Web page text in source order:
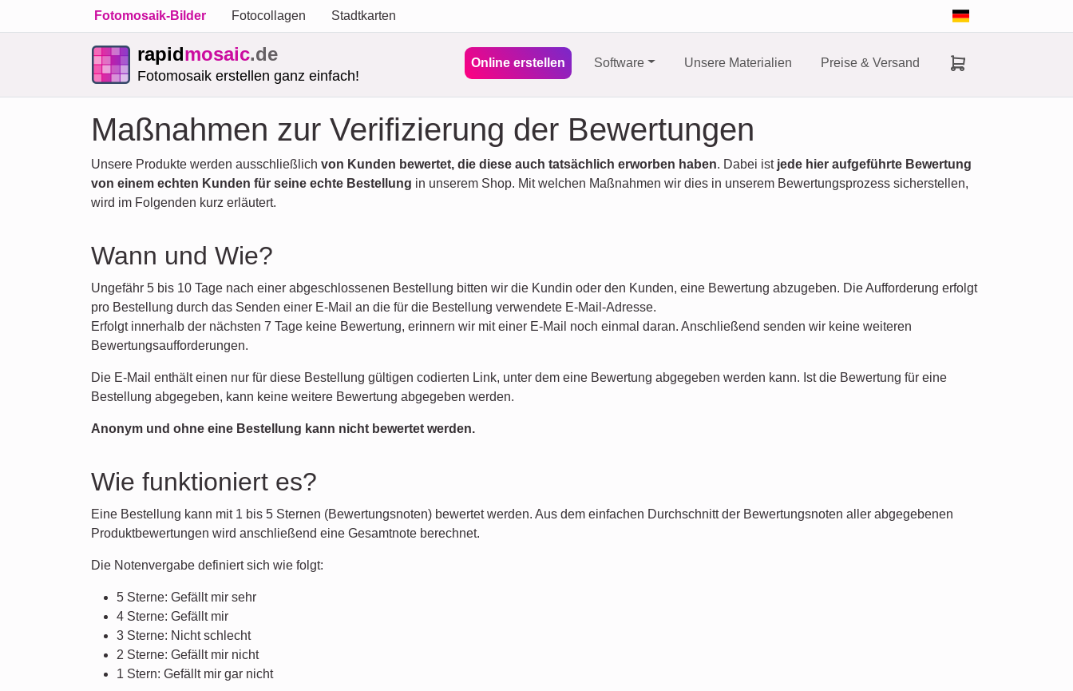
Fotomosaik-Bilder Fotocollagen Stadtkarten
rapidmosaic.de
Fotomosaik erstellen ganz einfach!
Online erstellen Software Unsere Materialien Preise & Versand
Maßnahmen zur Verifizierung der Bewertungen
Unsere Produkte werden ausschließlich von Kunden bewertet, die diese auch tatsächlich erworben haben. Dabei ist jede hier aufgeführte Bewertung
von einem echten Kunden für seine echte Bestellung in unserem Shop. Mit welchen Maßnahmen wir dies in unserem Bewertungsprozess sicherstellen,
wird im Folgenden kurz erläutert.
Wann und Wie?
Ungefähr 5 bis 10 Tage nach einer abgeschlossenen Bestellung bitten wir die Kundin oder den Kunden, eine Bewertung abzugeben. Die Aufforderung erfolgt
pro Bestellung durch das Senden einer E-Mail an die für die Bestellung verwendete E-Mail-Adresse.
Erfolgt innerhalb der nächsten 7 Tage keine Bewertung, erinnern wir mit einer E-Mail noch einmal daran. Anschließend senden wir keine weiteren
Bewertungsaufforderungen.
Die E-Mail enthält einen nur für diese Bestellung gültigen codierten Link, unter dem eine Bewertung abgegeben werden kann. Ist die Bewertung für eine
Bestellung abgegeben, kann keine weitere Bewertung abgegeben werden.
Anonym und ohne eine Bestellung kann nicht bewertet werden.
Wie funktioniert es?
Eine Bestellung kann mit 1 bis 5 Sternen (Bewertungsnoten) bewertet werden. Aus dem einfachen Durchschnitt der Bewertungsnoten aller abgegebenen
Produktbewertungen wird anschließend eine Gesamtnote berechnet.
Die Notenvergabe definiert sich wie folgt:
5 Sterne: Gefällt mir sehr
4 Sterne: Gefällt mir
3 Sterne: Nicht schlecht
2 Sterne: Gefällt mir nicht
1 Stern: Gefällt mir gar nicht